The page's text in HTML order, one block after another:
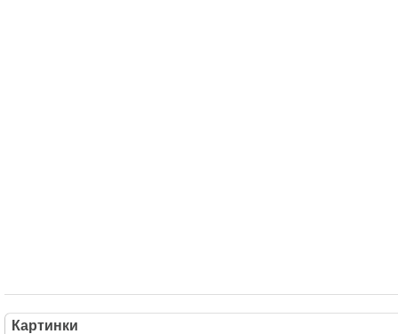
Картинки